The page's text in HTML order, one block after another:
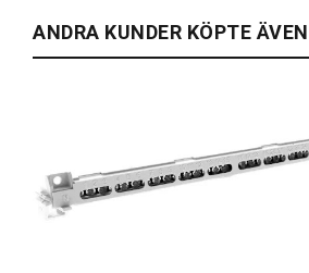
ANDRA KUNDER KÖPTE ÄVEN